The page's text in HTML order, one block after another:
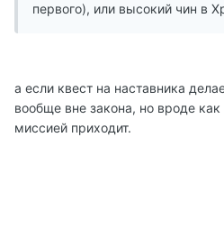
первого), или высокий чин в
а если квест на наставника
вообще вне закона, но вроде
миссией приходит.